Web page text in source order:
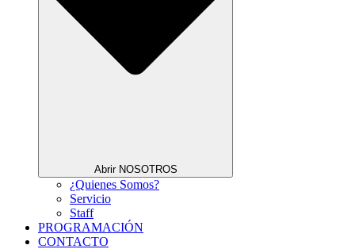
Abrir NOSOTROS
¿Quienes Somos?
Servicio
Staff
PROGRAMACIÓN
CONTACTO